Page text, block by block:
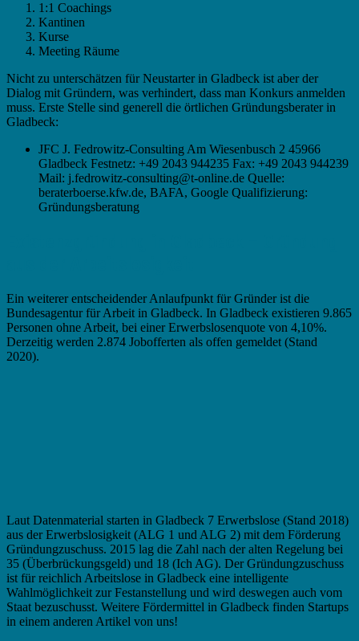
1:1 Coachings
Kantinen
Kurse
Meeting Räume
Nicht zu unterschätzen für Neustarter in Gladbeck ist aber der
Dialog mit Gründern, was verhindert, dass man Konkurs anmelden
muss. Erste Stelle sind generell die örtlichen Gründungsberater in
Gladbeck:
JFC J. Fedrowitz-Consulting Am Wiesenbusch 2 45966
Gladbeck Festnetz: +49 2043 944235 Fax: +49 2043 944239
Mail: j.fedrowitz-consulting@t-online.de Quelle:
beraterboerse.kfw.de, BAFA, Google Qualifizierung:
Gründungsberatung
Ein weiterer entscheidender Anlaufpunkt für Gründer ist die
Bundesagentur für Arbeit in Gladbeck. In Gladbeck existieren 9.865
Personen ohne Arbeit, bei einer Erwerbslosenquote von 4,10%.
Derzeitig werden 2.874 Jobofferten als offen gemeldet (Stand
2020).
Laut Datenmaterial starten in Gladbeck 7 Erwerbslose (Stand 2018)
aus der Erwerbslosigkeit (ALG 1 und ALG 2) mit dem Förderung
Gründungzuschuss. 2015 lag die Zahl nach der alten Regelung bei
35 (Überbrückungsgeld) und 18 (Ich AG). Der Gründungzuschuss
ist für reichlich Arbeitslose in Gladbeck eine intelligente
Wahlmöglichkeit zur Festanstellung und wird deswegen auch vom
Staat bezuschusst. Weitere Fördermittel in Gladbeck finden Startups
in einem anderen Artikel von uns!